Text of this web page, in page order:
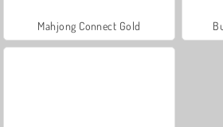
Mahjong Connect Gold